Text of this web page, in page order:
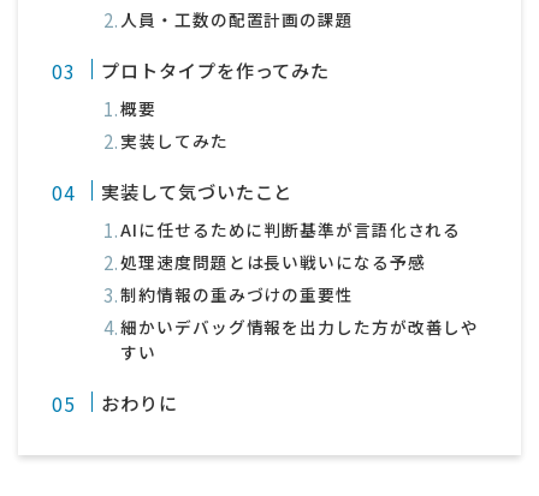
人員・工数の配置計画の課題
プロトタイプを作ってみた
概要
実装してみた
実装して気づいたこと
AIに任せるために判断基準が言語化される
処理速度問題とは長い戦いになる予感
制約情報の重みづけの重要性
細かいデバッグ情報を出力した方が改善しや
すい
おわりに